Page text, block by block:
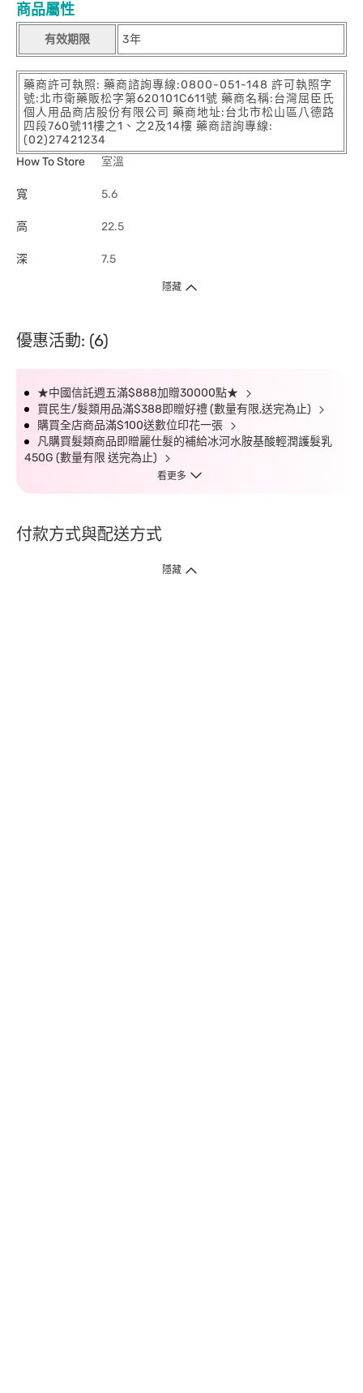
商品屬性
有效期限 3年
藥商許可執照: 藥商諮詢專線:0800-051-148 許可執照字
號:北市衛藥販松字第620101C611號 藥商名稱:台灣屈臣氏
個人用品商店股份有限公司 藥商地址:台北市松山區八德路
四段760號11樓之1、之2及14樓 藥商諮詢專線:
(02)27421234
How To Store
室溫
寬 5.6
高 22.5
深 7.5
隱藏
優惠活動: (6)
★中國信託週五滿$888加贈30000點★
買民生/髮類用品滿$388即贈好禮 (數量有限,送完為止)
購買全店商品滿$100送數位印花一張
凡購買髮類商品即贈麗仕髮的補給冰河水胺基酸輕潤護髮乳
450G (數量有限 送完為止)
看更多
付款方式與配送方式
隱藏